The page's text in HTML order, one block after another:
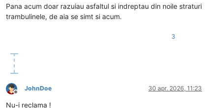
Pana acum doar razuiau asfaltul si indreptau din noile straturi
trambulinele, de aia se simt si acum.
3
Deconectat
JohnDoe 30 apr. 2026, 11:23
Nu-i reclama !